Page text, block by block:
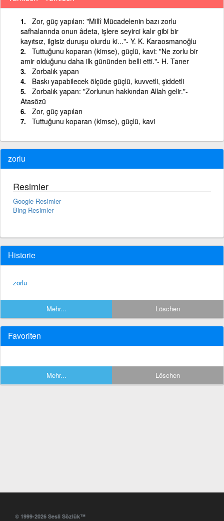
Zor, güç yapılan: "Millî Mücadelenin bazı zorlu
safhalarında onun âdeta, işlere seyirci kalır gibi bir
kayıtsız, ilgisiz duruşu olurdu ki..."- Y. K. Karaosmanoğlu
Tuttuğunu koparan (kimse), güçlü, kavi: "Ne zorlu bir
amir olduğunu daha ilk gününden belli etti."- H. Taner
Zorbalık yapan
Baskı yapabilecek ölçüde güçlü, kuvvetli, şiddetli
Zorbalık yapan: "Zorlunun hakkından Allah gelir."-
Atasözü
Zor, güç yapılan
Tuttuğunu koparan (kimse), güçlü, kavi
zorlu
Resimler
Google Resimler
Bing Resimler
Historie
zorlu
Mehr... Löschen
Favoriten
Mehr... Löschen
© 1999-2026 Sesli Sözlük™